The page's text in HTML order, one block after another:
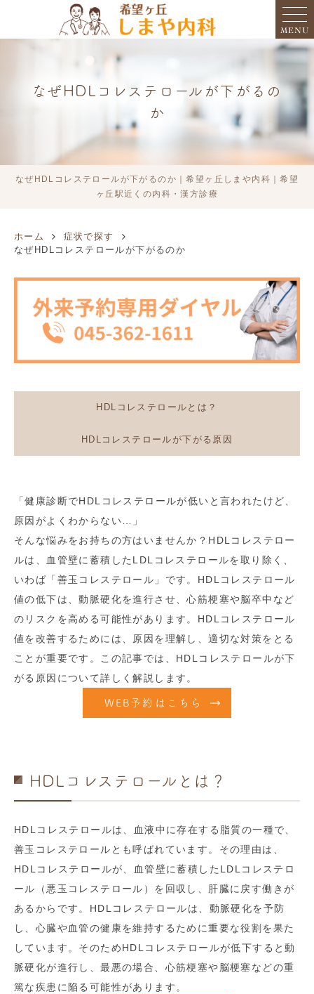
MENU
なぜHDLコレステロールが下がるの
か
なぜHDLコレステロールが下がるのか｜希望ヶ丘しまや内科｜希望
ヶ丘駅近くの内科・漢方診療
ホーム
症状で探す
なぜHDLコレステロールが下がるのか
HDLコレステロールとは？
HDLコレステロールが下がる原因
「健康診断でHDLコレステロールが低いと言われたけど、
原因がよくわからない…」
そんな悩みをお持ちの方はいませんか？HDLコレステロー
ルは、血管壁に蓄積したLDLコレステロールを取り除く、
いわば「善玉コレステロール」です。HDLコレステロール
値の低下は、動脈硬化を進行させ、心筋梗塞や脳卒中など
のリスクを高める可能性があります。HDLコレステロール
値を改善するためには、原因を理解し、適切な対策をとる
ことが重要です。この記事では、HDLコレステロールが下
がる原因について詳しく解説します。
WEB予約はこちら
HDLコレステロールとは？
HDLコレステロールは、血液中に存在する脂質の一種で、
善玉コレステロールとも呼ばれています。その理由は、
HDLコレステロールが、血管壁に蓄積したLDLコレステロ
ール（悪玉コレステロール）を回収し、肝臓に戻す働きが
あるからです。HDLコレステロールは、動脈硬化を予防
し、心臓や血管の健康を維持するために重要な役割を果た
しています。そのためHDLコレステロールが低下すると動
脈硬化が進行し、最悪の場合、心筋梗塞や脳梗塞などの重
篤な疾患に陥る可能性があります。